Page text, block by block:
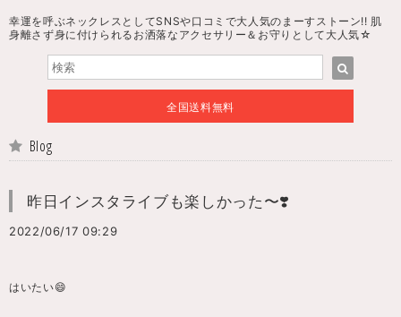
幸運を呼ぶネックレスとしてSNSや口コミで大人気のまーすストーン!! 肌
身離さず身に付けられるお洒落なアクセサリー＆お守りとして大人気☆
全国送料無料
Blog
昨日インスタライブも楽しかった〜❣️
2022/06/17 09:29
はいたい😄